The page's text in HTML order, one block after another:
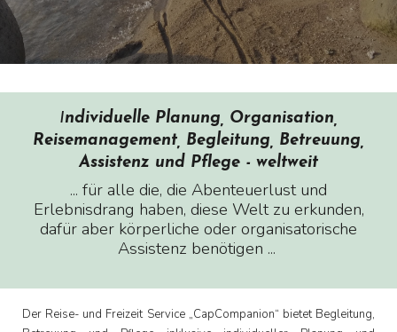
Individuelle Planung
Organisation,
Reisemanagement, Begleitung, Betreuung,
Assistenz und Pflege - weltweit
... für alle die, die Abenteuerlust und
Erlebnisdrang haben, diese Welt zu erkunden,
dafür aber körperliche oder organisatorische
Assistenz benötigen ...
Der Reise- und Freizeit Service „CapCompanion“ bietet Begleitung,